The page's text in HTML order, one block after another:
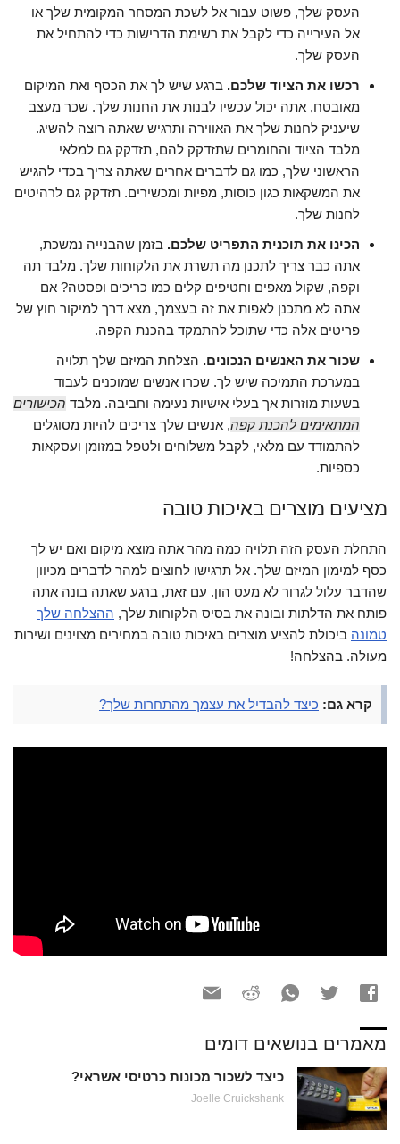
העסק שלך, פשוט עבור אל לשכת המסחר המקומית שלך או
אל העירייה כדי לקבל את רשימת הדרישות כדי להתחיל את
העסק שלך.
רכשו את הציוד שלכם. ברגע שיש לך את הכסף ואת המיקום
מאובטח, אתה יכול עכשיו לבנות את החנות שלך. שכר מעצב
שיעניק לחנות שלך את האווירה ותרגיש שאתה רוצה להשיג.
מלבד הציוד והחומרים שתזדקק להם, תזדקק גם למלאי
הראשוני שלך, כמו גם לדברים אחרים שאתה צריך בכדי להגיש
את המשקאות כגון כוסות, מפיות ומכשירים. תזדקק גם לרהיטים
לחנות שלך.
הכינו את תוכנית התפריט שלכם. בזמן שהבנייה נמשכת,
אתה כבר צריך לתכנן מה תשרת את הלקוחות שלך. מלבד תה
וקפה, שקול מאפים וחטיפים קלים כמו כריכים ופסטה? אם
אתה לא מתכנן לאפות את זה בעצמך, מצא דרך למיקור חוץ של
פריטים אלה כדי שתוכל להתמקד בהכנת הקפה.
שכור את האנשים הנכונים. הצלחת המיזם שלך תלויה
במערכת התמיכה שיש לך. שכרו אנשים שמוכנים לעבוד
בשעות מוזרות אך בעלי אישיות נעימה וחביבה. מלבד הכישורים
המתאימים להכנת קפה, אנשים שלך צריכים להיות מסוגלים
להתמודד עם מלאי, לקבל משלוחים ולטפל במזומן ועסקאות
כספיות.
מציעים מוצרים באיכות טובה
התחלת העסק הזה תלויה כמה מהר אתה מוצא מיקום ואם יש לך
כסף למימון המיזם שלך. אל תרגישו לחוצים למהר לדברים מכיוון
שהדבר עלול לגרור לא מעט הון. עם זאת, ברגע שאתה בונה אתה
פותח את הדלתות ובונה את בסיס הלקוחות שלך, ההצלחה שלך
טמונה ביכולת להציע מוצרים באיכות טובה במחירים מצוינים ושירות
מעולה. בהצלחה!
קרא גם: כיצד להבדיל את עצמך מהתחרות שלך?
מאמרים בנושאים דומים
כיצד לשכור מכונות כרטיסי אשראי?
Joelle Cruickshank